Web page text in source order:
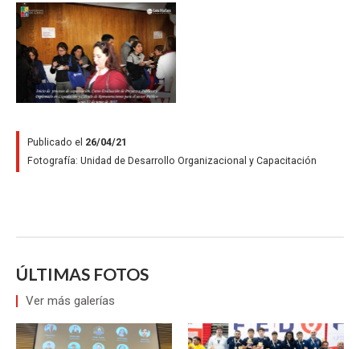
Zoom
Publicado el 26/04/21
Fotografía: Unidad de Desarrollo Organizacional y Capacitación
ÚLTIMAS FOTOS
Ver más galerías